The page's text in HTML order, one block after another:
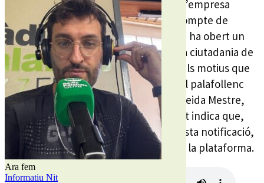
Ara fem
Informatiu Nit
Després que fa unes setmanes Meta, l’empresa
propietària d’Instagram, tanqués el compte de
l’Ajuntament de Palafolls, el consistori ha obert un
nou perfil per continuar informant a la ciutadania de
què passa al nostre municipi. Segons els motius que
Meta ha donat a l’Ajuntament, el perfil palafollenc
infringia les normes comunitàries. Nereida Mestre,
tècnica de Comunicació a l’Ajuntament indica que,
tot i que el consistori va recórrer aquesta notificació,
Meta va tancar i eliminar el compte de la plataforma.